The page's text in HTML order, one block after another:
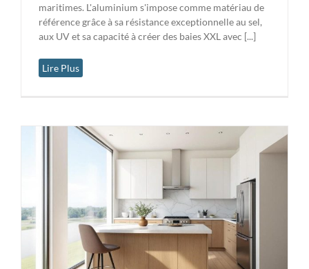
maritimes. L'aluminium s'impose comme matériau de
référence grâce à sa résistance exceptionnelle au sel,
aux UV et sa capacité à créer des baies XXL avec [...]
Lire Plus